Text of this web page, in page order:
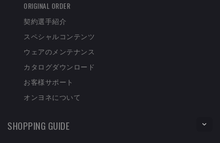
ORIGINAL ORDER
契約選手紹介
スペシャルコンテンツ
ウェアのメンテナンス
カタログダウンロード
お客様サポート
オンヨネについて
SHOPPING GUIDE